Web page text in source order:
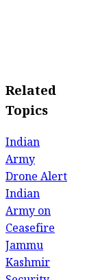
Related
Topics
Indian
Army
Drone Alert
Indian
Army on
Ceasefire
Jammu
Kashmir